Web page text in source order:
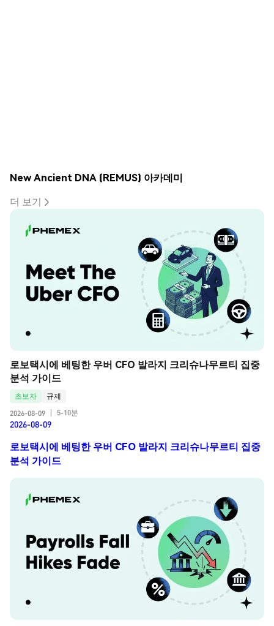
New Ancient DNA (REMUS) 아카데미
더 보기
로보택시에 베팅한 우버 CFO 발라지 크리슈나무르티 집중
분석 가이드
초보자
규제
2026-08-09
5-10분
2026-08-09
로보택시에 베팅한 우버 CFO 발라지 크리슈나무르티 집중
분석 가이드